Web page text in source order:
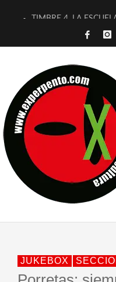
TIMBRE 4, LA
30 AÑOS (NO ES
D’BALDOMEROS
MARSHALL FLASH
JOFRE BARDAGÍ EN
YORCH PRESENTA
MAGALÍ
«NO
JUKEBOX